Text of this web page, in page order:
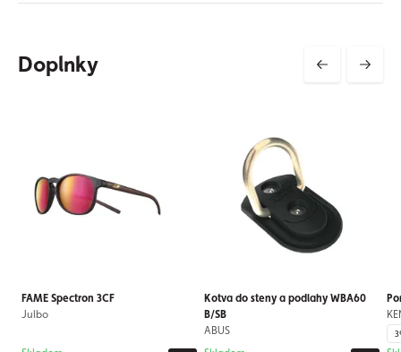
Doplnky
FAME Spectron 3CF
Julbo
Kotva do steny a podlahy WBA60
B/SB
ABUS